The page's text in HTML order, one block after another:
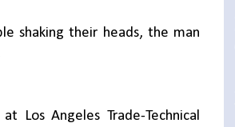
shaking their heads, the man
Angeles Trade-Technical